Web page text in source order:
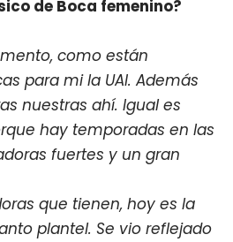
de Boca femenino?
como están
para mi la UAI. Además
nuestras ahí. Igual es
hay temporadas en las
fuertes y un gran
que tienen, hoy es la
plantel. Se vio reflejado